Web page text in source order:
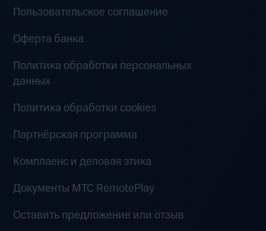
Пользовательское соглашение
Оферта банка
Политика обработки персональных
данных
Политика обработки cookies
Партнёрская программа
Комплаенс и деловая этика
Документы MTC RemotePlay
Оставить предложение или отзыв